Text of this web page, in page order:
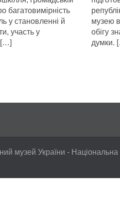
багатовимірність
у становленні й
участь у
[…]
музею
обігу
думки.
музей України - Національна